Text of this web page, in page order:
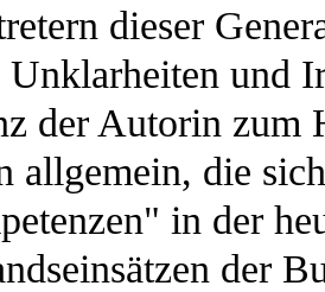
dieser
und
der Autorin zum
allgemein, die
in der
der